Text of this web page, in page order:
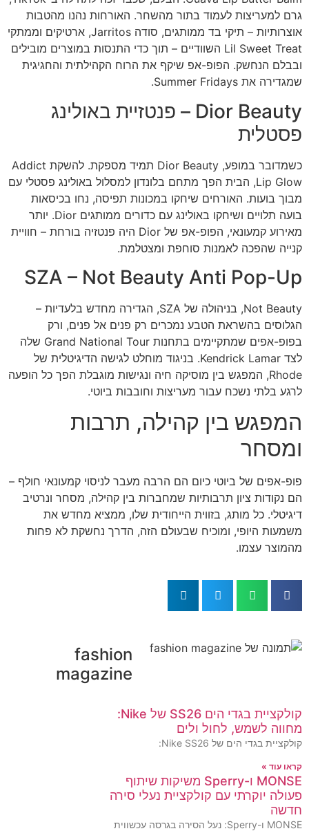
גרם למעריצות לעמוד בתור מהשחר. האורחות נהנו מהטבות
אוצרותיות – תיקי בד ממותגים, סודה Jarritos, ארטיקים וממתקי
Lil Sweet Treat השוודיים – תוך כדי התנסות במוצרים מובילים
ובבלם הנחשק. הפופ-אפ שיקף את הרוח הקהילתית והחגיגית
שמגדירה את Summer Fridays.
Dior Beauty – פנטזיית באולינג
פסטלית
כשמדובר במופע, Dior Beauty תמיד מספקת. להשקת Addict
Lip Glow, הבית הפך מתחם בלונדון למסלול באולינג פסטלי עם
מבוך בועות. האורחים שיחקו במכונות תפיסה, נחו בכיסאות
בועה תלויים ושיחקו באולינג עם כדורים ממותגים Dior. יותר
מאירוע קמעונאי, הפופ-אפ של Dior היה פנטזיה בורחת – חוויית
קנייה שהפכה לאמנות סוחפת ומצטלמת.
SZA – Not Beauty Anti Pop-Up
Not Beauty, בניהולה של SZA, הגדירה מחדש בלעדיות –
הגלוסים בהשראת הטבע נמכרים רק פנים אל פנים, ורק
בפופ-אפים שמתקיימים בתחנות Grand National Tour שלה
לצד Kendrick Lamar. בניגוד מוחלט לגישה הדיגיטלית של
Rhode, המפגש בין מוסיקה חיה ונגישות מוגבלת הפך כל הופעה
לרגע בלתי נשכח עבור מעריצות וחובבות ביוטי.
המפגש בין קהילה, תרבות
ומסחר
פופ-אפים של ביוטי כיום הם הרבה מעבר לניסוי קמעונאי חולף –
הם נקודות ציון תרבותיות שמחברות בין קהילה, מסחר ונרטיב
דיגיטלי. כל מותג, בזווית הייחודית שלו, ממציא מחדש את
משמעות היופי, ומוכיח שבעולם הזה, הדרך נחשקת לא פחות
מהמוצר עצמו.
fashion
magazine
קולקציית בגדי הים SS26 של Nike:
מחווה לשמש, לחול ולים
קולקציית בגדי הים של Nike SS26:
קראו עוד »
MONSE ו-Sperry משיקות שיתוף
פעולה יוקרתי עם קולקציית נעלי סירה
חדשה
MONSE ו-Sperry: נעל הסירה בגרסה עכשווית